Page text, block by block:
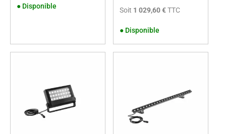
● Disponible Soit 1 029,60 €TTC
● Disponible